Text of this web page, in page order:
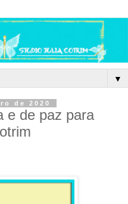
▼
de 2020
e de paz para